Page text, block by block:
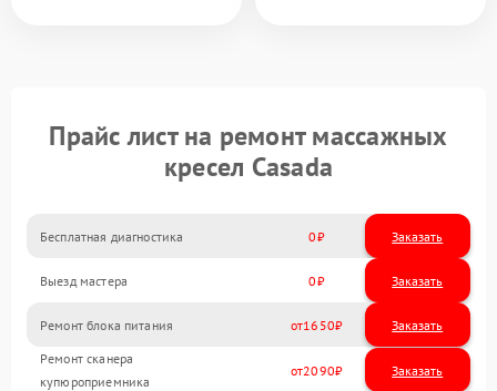
Прайс лист на ремонт массажных
кресел Casada
Бесплатная диагностика 0 Заказать
Выезд мастера 0 Заказать
Ремонт блока питания 1650
Ремонт сканера
купюроприемника
2090